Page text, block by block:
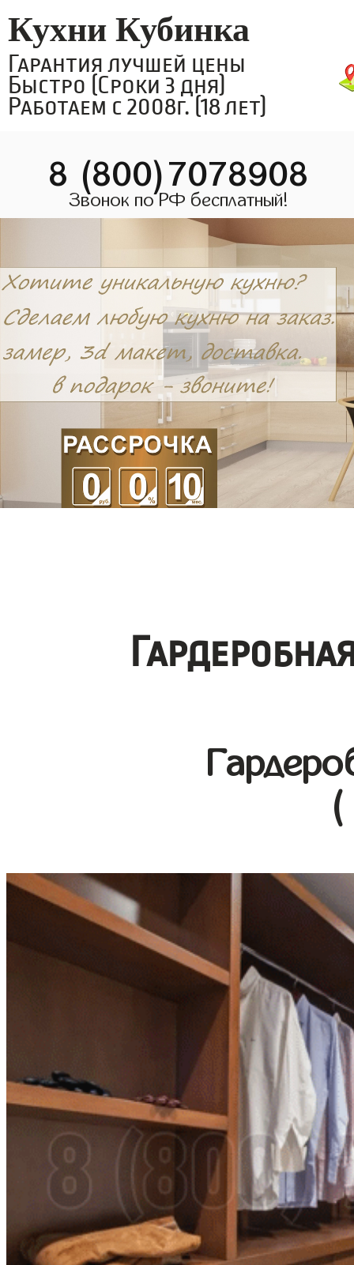
Кухни Кубинка
Гарантия лучшей цены
Быстро (Сроки 3 дня)
Работаем с 2008г. (18 лет)
8 (800)7078908
Звонок по РФ бесплатный!
(